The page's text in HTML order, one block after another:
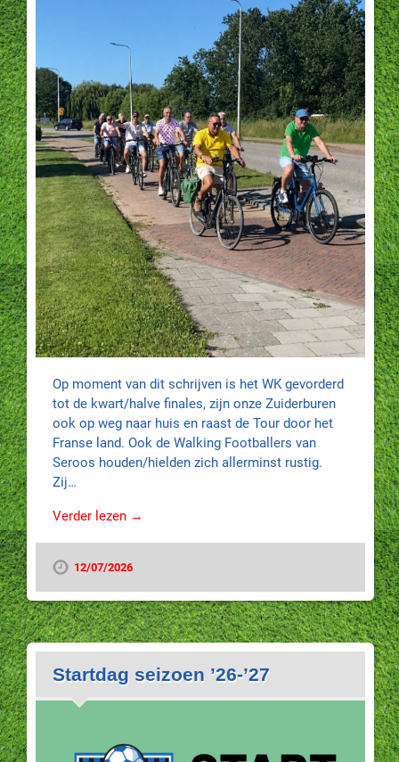
Op moment van dit schrijven is het WK gevorderd
tot de kwart/halve finales, zijn onze Zuiderburen
ook op weg naar huis en raast de Tour door het
Franse land. Ook de Walking Footballers van
Seroos houden/hielden zich allerminst rustig.
Zij…
Verder lezen →
12/07/2026
Startdag seizoen ’26-’27